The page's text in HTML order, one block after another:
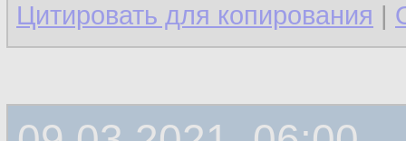
Цитировать для копирования |